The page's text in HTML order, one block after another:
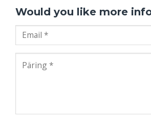
Would you like more